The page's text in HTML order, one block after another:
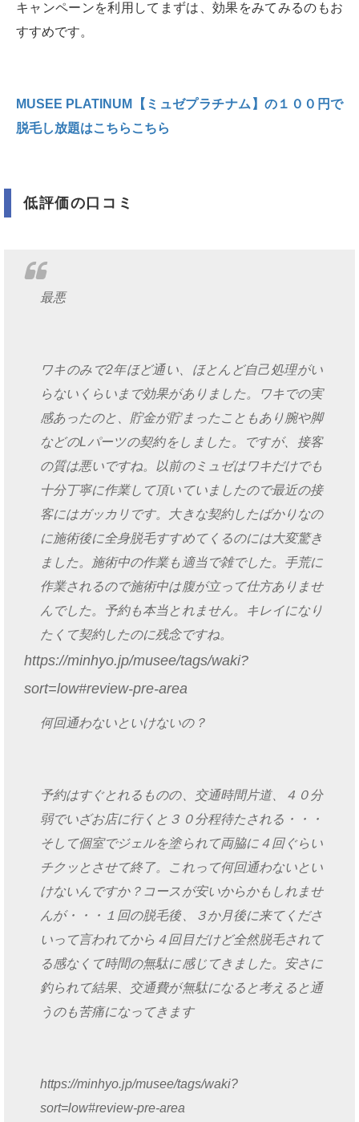
キャンペーンを利用してまずは、効果をみてみるのもお
すすめです。
MUSEE PLATINUM【ミュゼプラチナム】の１００円で
脱毛し放題はこちらこちら
低評価の口コミ
最悪
ワキのみで2年ほど通い、ほとんど自己処理がい
らないくらいまで効果がありました。ワキでの実
感あったのと、貯金が貯まったこともあり腕や脚
などのLパーツの契約をしました。ですが、接客
の質は悪いですね。以前のミュゼはワキだけでも
十分丁寧に作業して頂いていましたので最近の接
客にはガッカリです。大きな契約したばかりなの
に施術後に全身脱毛すすめてくるのには大変驚き
ました。施術中の作業も適当で雑でした。手荒に
作業されるので施術中は腹が立って仕方ありませ
んでした。予約も本当とれません。キレイになり
たくて契約したのに残念ですね。
https://minhyo.jp/musee/tags/waki?
sort=low#review-pre-area
何回通わないといけないの？
予約はすぐとれるものの、交通時間片道、４０分
弱でいざお店に行くと３０分程待たされる・・・
そして個室でジェルを塗られて両脇に４回ぐらい
チクッとさせて終了。これって何回通わないとい
けないんですか？コースが安いからかもしれませ
んが・・・１回の脱毛後、３か月後に来てくださ
いって言われてから４回目だけど全然脱毛されて
る感なくて時間の無駄に感じてきました。安さに
釣られて結果、交通費が無駄になると考えると通
うのも苦痛になってきます
https://minhyo.jp/musee/tags/waki?
sort=low#review-pre-area